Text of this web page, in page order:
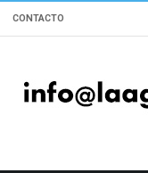
CONTACTO